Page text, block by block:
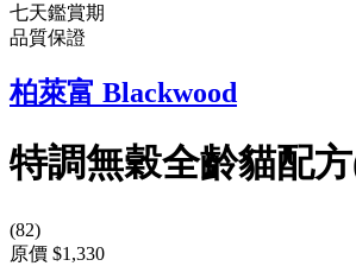
七天鑑賞期
品質保證
柏萊富 Blackwood
特調無穀全齡貓配
(82)
原價 $1,330